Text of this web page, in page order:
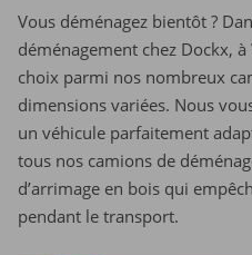
Vous déménagez bientôt ?
déménagement chez Dockx,
choix parmi nos nombreux
dimensions variées. Nous
un véhicule parfaitement
tous nos camions de
d’arrimage en bois qui
pendant le transport.